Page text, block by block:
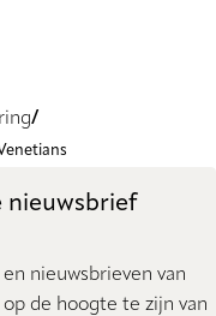
nieuwsbrief
nieuwsbrieven van
de hoogte te zijn van